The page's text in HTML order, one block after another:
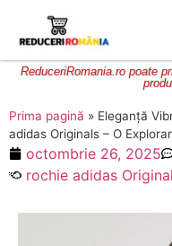
ReduceriRomania.ro poate
Prima pagină » Eleganță
adidas Originals – O
octombrie 26, 2025
rochie adidas